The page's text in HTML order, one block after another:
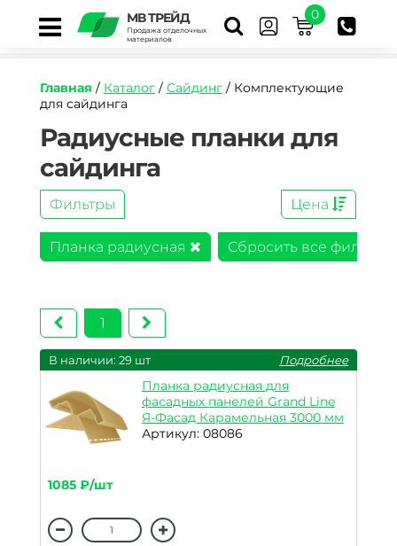
МВ ТРЕЙД
Продажа отделочных
материалов
0
Главная / Каталог/ Сайдинг/ Комплектующие
для сайдинга
Радиусные планки для
сайдинга
Фильтры Цена
Планка радиусная Сбросить все фильтры
1
В наличии: 29 шт Подробнее
Планка радиусная для
фасадных панелей Grand Line
Я-Фасад Карамельная 3000 мм
Артикул: 08086
1085 ₽/шт